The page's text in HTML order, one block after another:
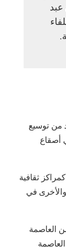
عبد
من توسيع
أصقاع
ثقافية
في
العاصمة